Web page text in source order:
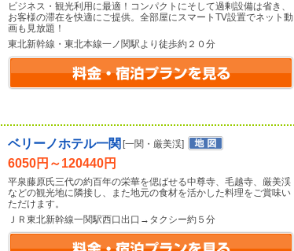
ビジネス・観光利用に最適！コンパクトにそして過剰設備は省き、
お客様の滞在を快適にご提供。全部屋にスマートTV設置でネット動
画も見放題！
東北新幹線・東北本線一ノ関駅より徒歩約２０分
ベリーノホテル一関 [一関・厳美渓]
6050円～120440円
平泉藤原氏三代の約百年の栄華を偲ばせる中尊寺、毛越寺、厳美渓
などの観光地に隣接し、また地元の食材を活かした料理をご賞味い
ただけます。
ＪＲ東北新幹線一関駅西口出口→タクシー約５分